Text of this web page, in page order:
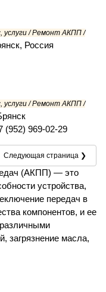
услуги / Ремонт АКПП /
Россия
услуги / Ремонт АКПП /
(952) 969-02-29
Следующая страница ❯
(АКПП) — это
устройства,
передач в
компонентов, и ее
загрязнение масла,